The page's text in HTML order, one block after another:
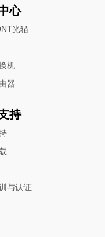
心
光猫
机
器
持
与认证